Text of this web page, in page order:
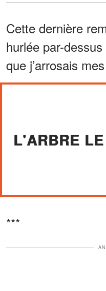
Cette dernière
hurlée par-
que j’arrosais
L'ARBRE
***